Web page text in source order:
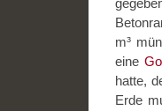
m³
eine
hatte,
Erde